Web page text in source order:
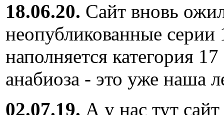
18.06.20. Сайт вновь
неопубликованные серии
наполняется категория
анабиоза - это уже наша
02.07.19. А у нас тут